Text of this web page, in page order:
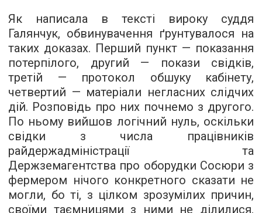
Як написала в тексті вироку суддя
Галянчук, обвинувачення ґрунтувалося на
таких доказах. Перший пункт — показання
потерпілого, другий — покази свідків,
третій — протокол обшуку кабінету,
четвертий — матеріали негласних слідчих
дій. Розповідь про них почнемо з другого.
По ньому вийшов логічний нуль, оскільки
свідки з числа працівників
райдержадміністрації та
Держземагентства про оборудки Сосюри з
фермером нічого конкретного сказати не
могли, бо ті, з цілком зрозумілих причин,
своїми таємницями з ними не ділилися.